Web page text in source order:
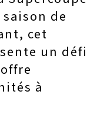
de
cet
un défi
à